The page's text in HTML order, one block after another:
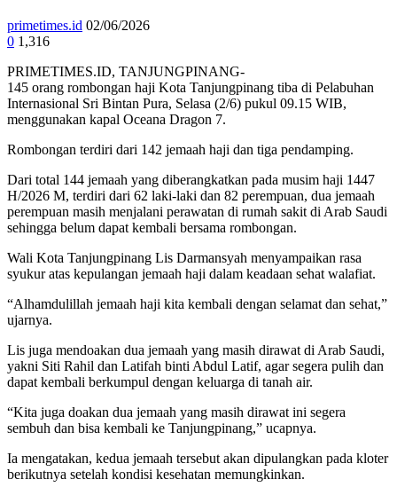
primetimes.id 02/06/2026
0 1,316
PRIMETIMES.ID, TANJUNGPINANG-
145 orang rombongan haji Kota Tanjungpinang tiba di Pelabuhan
Internasional Sri Bintan Pura, Selasa (2/6) pukul 09.15 WIB,
menggunakan kapal Oceana Dragon 7.
Rombongan terdiri dari 142 jemaah haji dan tiga pendamping.
Dari total 144 jemaah yang diberangkatkan pada musim haji 1447
H/2026 M, terdiri dari 62 laki-laki dan 82 perempuan, dua jemaah
perempuan masih menjalani perawatan di rumah sakit di Arab Saudi
sehingga belum dapat kembali bersama rombongan.
Wali Kota Tanjungpinang Lis Darmansyah menyampaikan rasa
syukur atas kepulangan jemaah haji dalam keadaan sehat walafiat.
“Alhamdulillah jemaah haji kita kembali dengan selamat dan sehat,”
ujarnya.
Lis juga mendoakan dua jemaah yang masih dirawat di Arab Saudi,
yakni Siti Rahil dan Latifah binti Abdul Latif, agar segera pulih dan
dapat kembali berkumpul dengan keluarga di tanah air.
“Kita juga doakan dua jemaah yang masih dirawat ini segera
sembuh dan bisa kembali ke Tanjungpinang,” ucapnya.
Ia mengatakan, kedua jemaah tersebut akan dipulangkan pada kloter
berikutnya setelah kondisi kesehatan memungkinkan.